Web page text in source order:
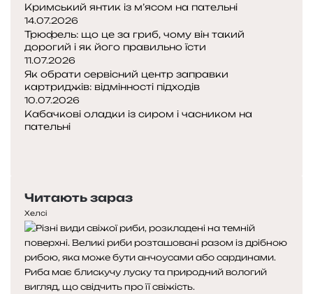
Кримський янтик із м’ясом на пательні
14.07.2026
Трюфель: що це за гриб, чому він такий
дорогий і як його правильно їсти
11.07.2026
Як обрати сервісний центр заправки
картриджів: відмінності підходів
10.07.2026
Кабачкові оладки із сиром і часником на
пательні
Читають зараз
Хелсі